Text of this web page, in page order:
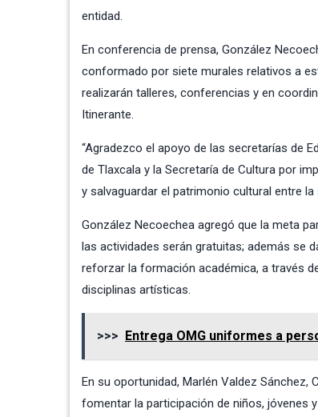
entidad.
En conferencia de prensa, González
conformado por siete murales relativos a
realizarán talleres, conferencias y en
Itinerante.
“Agradezco el apoyo de las secretarías de
de Tlaxcala y la Secretaría de Cultura por
y salvaguardar el patrimonio cultural entre la
González Necoechea agregó que la meta
las actividades serán gratuitas; además se
reforzar la formación académica, a través
disciplinas artísticas.
>>> Entrega OMG uniformes a
En su oportunidad, Marlén Valdez
fomentar la participación de niños, jóvenes